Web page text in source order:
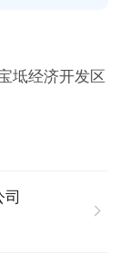
坻经济开发区